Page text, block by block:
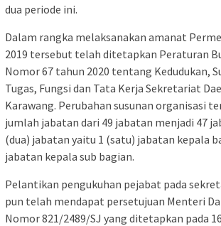
dua periode ini.
Dalam rangka melaksanakan amanat
2019 tersebut telah ditetapkan Peraturan
Nomor 67 tahun 2020 tentang Kedudukan,
Tugas, Fungsi dan Tata Kerja Sekretariat
Karawang. Perubahan susunan organisasi
jumlah jabatan dari 49 jabatan menjadi 47
(dua) jabatan yaitu 1 (satu) jabatan kepala
jabatan kepala sub bagian.
Pelantikan pengukuhan pejabat pada
pun telah mendapat persetujuan Menteri
Nomor 821/2489/SJ yang ditetapkan pada